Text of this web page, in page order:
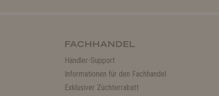
FACHHANDEL
Händler-Support
Informationen für den Fachhandel
Exklusiver Züchterrabatt